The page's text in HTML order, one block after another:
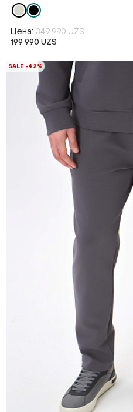
Цена: 349 990 UZS
199 990 UZS
SALE -42%